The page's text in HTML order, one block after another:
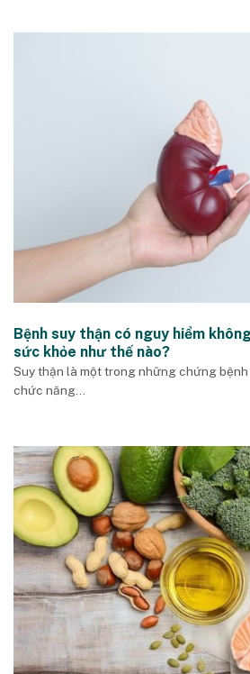
Bệnh suy thận có nguy hiểm
sức khỏe như thế nào?
Suy thận là một trong những chứng
chức năng...